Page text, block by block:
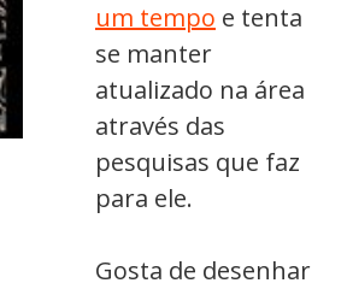
um tempo e tenta
se manter
atualizado na área
através das
pesquisas que faz
para ele.
Gosta de desenhar